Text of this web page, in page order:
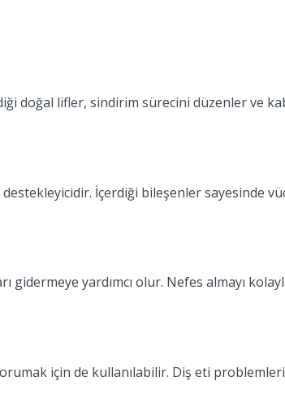
doğal lifler, sindirim sürecini düzenler ve
İçerdiği bileşenler sayesinde
yardımcı olur. Nefes almayı
için de kullanılabilir. Diş eti